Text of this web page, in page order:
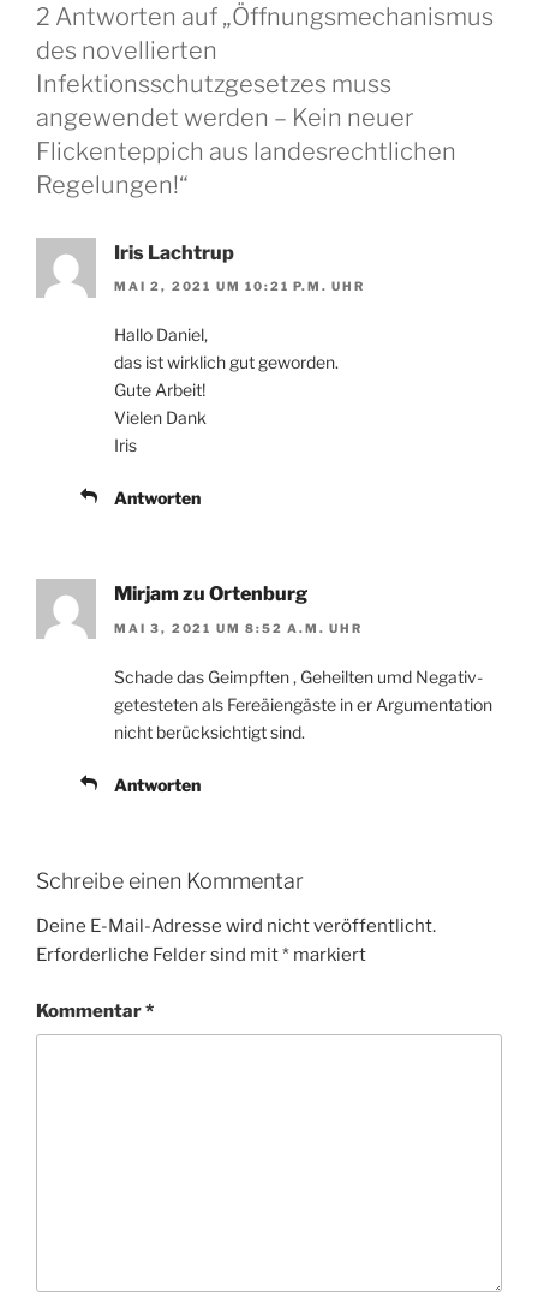
2 Antworten auf „Öffnungsmechanismus
des novellierten
Infektionsschutzgesetzes muss
angewendet werden – Kein neuer
Flickenteppich aus landesrechtlichen
Regelungen!“
Iris Lachtrup
MAI 2, 2021 UM 10:21 P.M. UHR
Hallo Daniel,
das ist wirklich gut geworden.
Gute Arbeit!
Vielen Dank
Iris
Antworten
Mirjam zu Ortenburg
MAI 3, 2021 UM 8:52 A.M. UHR
Schade das Geimpften , Geheilten umd Negativ-
getesteten als Fereäiengäste in er Argumentation
nicht berücksichtigt sind.
Antworten
Schreibe einen Kommentar
Deine E-Mail-Adresse wird nicht veröffentlicht.
Erforderliche Felder sind mit* markiert
Kommentar*